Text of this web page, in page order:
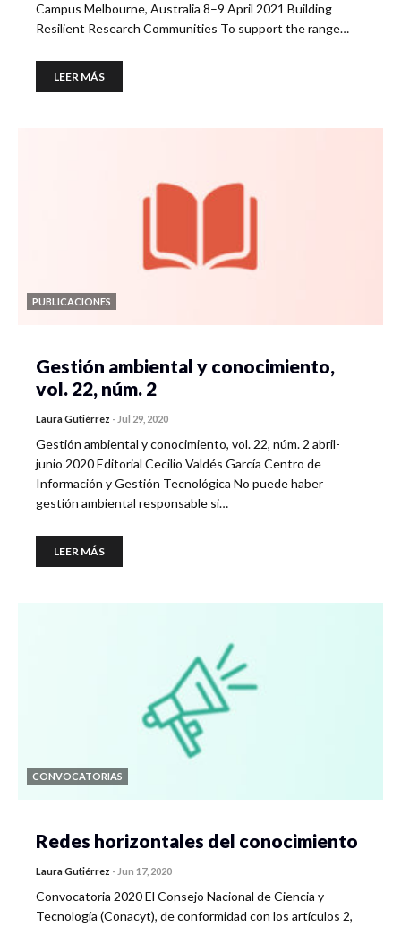
Campus Melbourne, Australia 8–9 April 2021 Building
Resilient Research Communities To support the range…
LEER MÁS
PUBLICACIONES
Gestión ambiental y conocimiento,
vol. 22, núm. 2
Laura Gutiérrez - Jul 29, 2020
Gestión ambiental y conocimiento, vol. 22, núm. 2 abril-
junio 2020 Editorial Cecilio Valdés García Centro de
Información y Gestión Tecnológica No puede haber
gestión ambiental responsable si…
LEER MÁS
CONVOCATORIAS
Redes horizontales del conocimiento
Laura Gutiérrez - Jun 17, 2020
Convocatoria 2020 El Consejo Nacional de Ciencia y
Tecnología (Conacyt), de conformidad con los artículos 2,